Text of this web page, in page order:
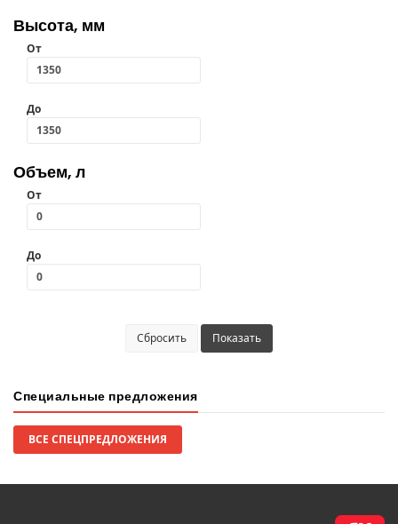
Высота, мм
От
До
Объем, л
От
До
Сбросить Показать
Специальные предложения
ВСЕ СПЕЦПРЕДЛОЖЕНИЯ